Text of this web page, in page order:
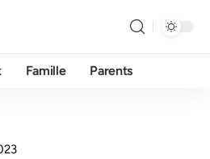
Famille Parents